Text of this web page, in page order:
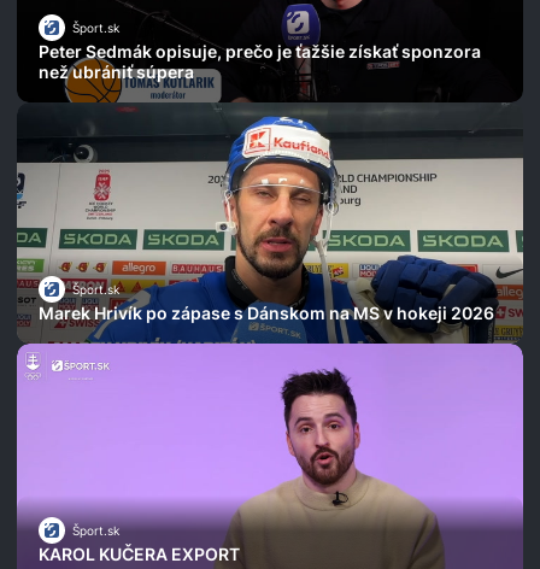
Šport.sk
Peter Sedmák opisuje, prečo je ťažšie získať sponzora
než ubrániť súpera
Šport.sk
Marek Hrivík po zápase s Dánskom na MS v hokeji 2026
Šport.sk
KAROL KUČERA EXPORT